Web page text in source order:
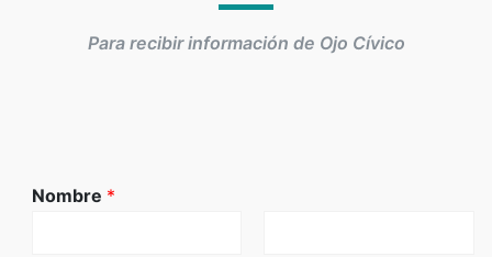
Para recibir información de Ojo Cívico
Nombre *